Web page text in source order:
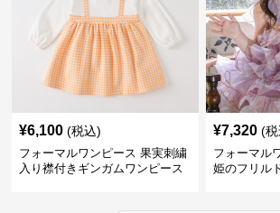
¥6,100 (税込)
フォーマルワンピース 果実刺繍
入り襟付きギンガムワンピース
¥7,320 (
フォーマル
姫のフリル